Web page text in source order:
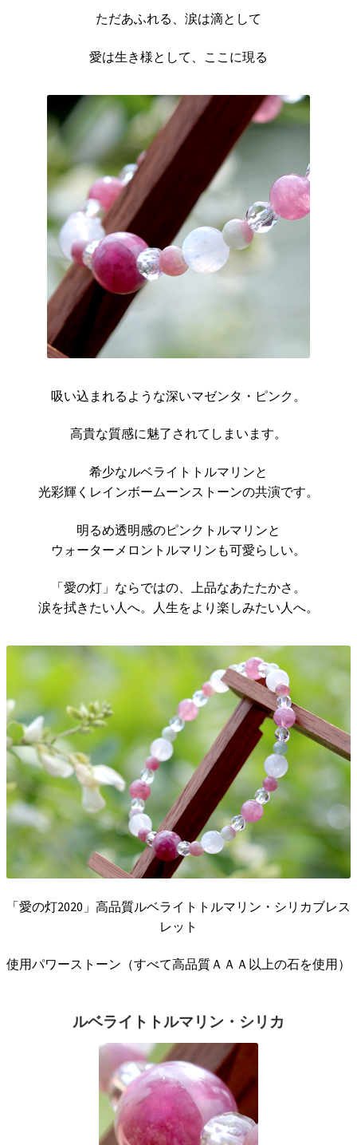
ただあふれる、涙は滴として
愛は生き様として、ここに現る
吸い込まれるような深いマゼンタ・ピンク。
高貴な質感に魅了されてしまいます。
希少なルベライトトルマリンと
光彩輝くレインボームーンストーンの共演です。
明るめ透明感のピンクトルマリンと
ウォーターメロントルマリンも可愛らしい。
「愛の灯」ならではの、上品なあたたかさ。
涙を拭きたい人へ。人生をより楽しみたい人へ。
「愛の灯2020」高品質ルベライトトルマリン・シリカブレス
レット
使用パワーストーン（すべて高品質ＡＡＡ以上の石を使用）
ルベライトトルマリン・シリカ